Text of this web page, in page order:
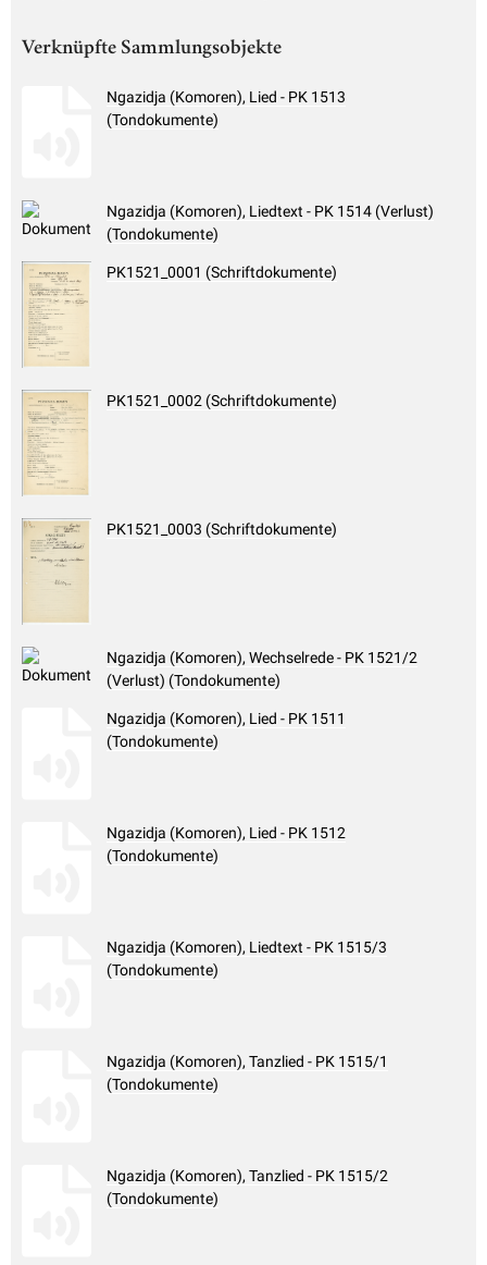
Verknüpfte Sammlungsobjekte
Ngazidja (Komoren), Lied - PK 1513
(Tondokumente)
Ngazidja (Komoren), Liedtext - PK 1514 (Verlust)
(Tondokumente)
PK1521_0001 (Schriftdokumente)
PK1521_0002 (Schriftdokumente)
PK1521_0003 (Schriftdokumente)
Ngazidja (Komoren), Wechselrede - PK 1521/2
(Verlust) (Tondokumente)
Ngazidja (Komoren), Lied - PK 1511
(Tondokumente)
Ngazidja (Komoren), Lied - PK 1512
(Tondokumente)
Ngazidja (Komoren), Liedtext - PK 1515/3
(Tondokumente)
Ngazidja (Komoren), Tanzlied - PK 1515/1
(Tondokumente)
Ngazidja (Komoren), Tanzlied - PK 1515/2
(Tondokumente)